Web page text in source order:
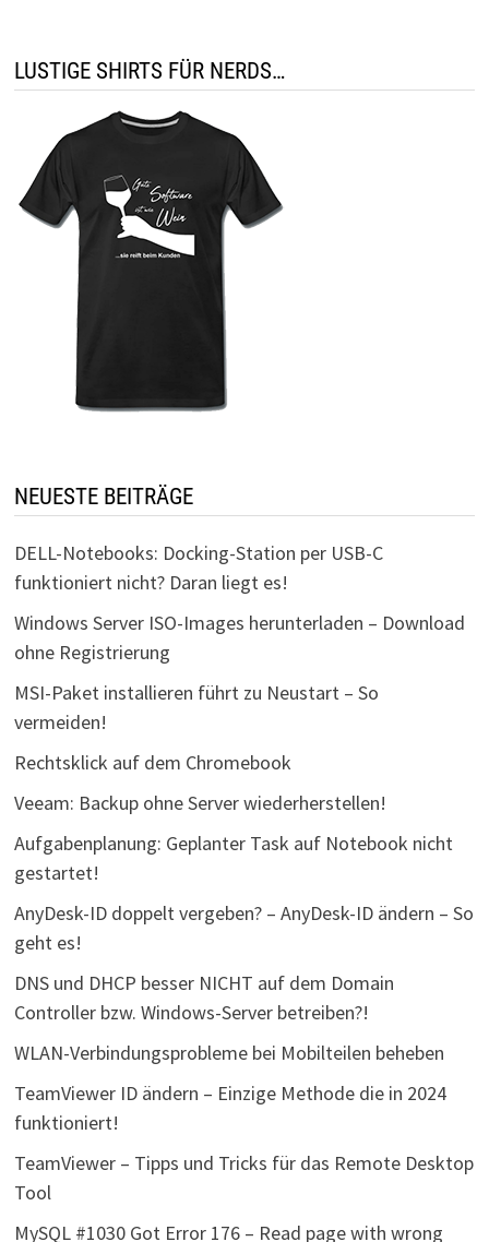
LUSTIGE SHIRTS FÜR NERDS…
NEUESTE BEITRÄGE
DELL-Notebooks: Docking-Station per USB-C
funktioniert nicht? Daran liegt es!
Windows Server ISO-Images herunterladen – Download
ohne Registrierung
MSI-Paket installieren führt zu Neustart – So
vermeiden!
Rechtsklick auf dem Chromebook
Veeam: Backup ohne Server wiederherstellen!
Aufgabenplanung: Geplanter Task auf Notebook nicht
gestartet!
AnyDesk-ID doppelt vergeben? – AnyDesk-ID ändern – So
geht es!
DNS und DHCP besser NICHT auf dem Domain
Controller bzw. Windows-Server betreiben?!
WLAN-Verbindungsprobleme bei Mobilteilen beheben
TeamViewer ID ändern – Einzige Methode die in 2024
funktioniert!
TeamViewer – Tipps und Tricks für das Remote Desktop
Tool
MySQL #1030 Got Error 176 – Read page with wrong